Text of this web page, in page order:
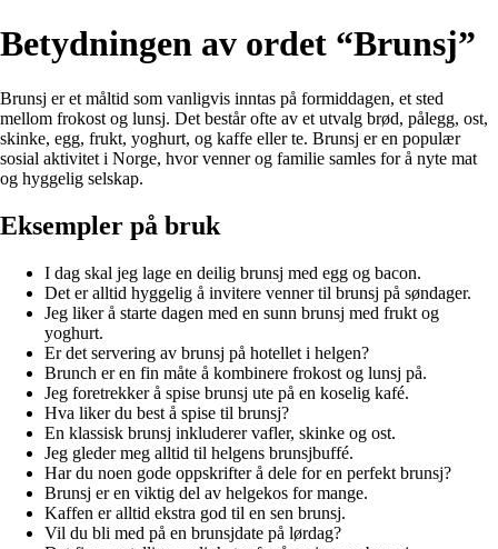
Betydningen av ordet “Brunsj”
Brunsj er et måltid som vanligvis inntas på formiddagen, et sted
mellom frokost og lunsj. Det består ofte av et utvalg brød, pålegg, ost,
skinke, egg, frukt, yoghurt, og kaffe eller te. Brunsj er en populær
sosial aktivitet i Norge, hvor venner og familie samles for å nyte mat
og hyggelig selskap.
Eksempler på bruk
I dag skal jeg lage en deilig brunsj med egg og bacon.
Det er alltid hyggelig å invitere venner til brunsj på søndager.
Jeg liker å starte dagen med en sunn brunsj med frukt og
yoghurt.
Er det servering av brunsj på hotellet i helgen?
Brunch er en fin måte å kombinere frokost og lunsj på.
Jeg foretrekker å spise brunsj ute på en koselig kafé.
Hva liker du best å spise til brunsj?
En klassisk brunsj inkluderer vafler, skinke og ost.
Jeg gleder meg alltid til helgens brunsjbuffé.
Har du noen gode oppskrifter å dele for en perfekt brunsj?
Brunsj er en viktig del av helgekos for mange.
Kaffen er alltid ekstra god til en sen brunsj.
Vil du bli med på en brunsjdate på lørdag?